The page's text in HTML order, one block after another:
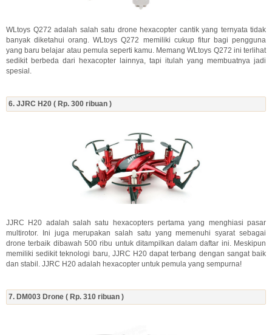
WLtoys Q272 adalah salah satu drone hexacopter cantik yang ternyata tidak
banyak diketahui orang. WLtoys Q272 memiliki cukup fitur bagi pengguna
yang baru belajar atau pemula seperti kamu. Memang WLtoys Q272 ini terlihat
sedikit berbeda dari hexacopter lainnya, tapi itulah yang membuatnya jadi
spesial.
6. JJRC H20 ( Rp. 300 ribuan )
JJRC H20 adalah salah satu hexacopters pertama yang menghiasi pasar
multirotor. Ini juga merupakan salah satu yang memenuhi syarat sebagai
drone terbaik dibawah 500 ribu untuk ditampilkan dalam daftar ini. Meskipun
memiliki sedikit teknologi baru, JJRC H20 dapat terbang dengan sangat baik
dan stabil. JJRC H20 adalah hexacopter untuk pemula yang sempurna!
7. DM003 Drone ( Rp. 310 ribuan )